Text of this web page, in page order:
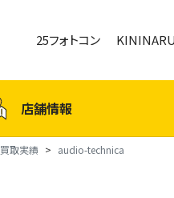
25フォトコン
店舗情報
買取実績 audio-technica